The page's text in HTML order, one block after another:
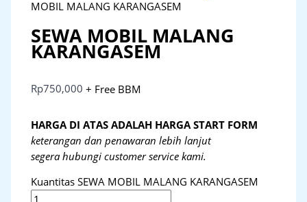
MOBIL MALANG KARANGASEM
SEWA MOBIL MALANG
KARANGASEM
Rp750,000 + Free BBM
HARGA DI ATAS ADALAH HARGA START FORM
keterangan dan penawaran lebih lanjut
segera hubungi customer service kami.
Kuantitas SEWA MOBIL MALANG KARANGASEM